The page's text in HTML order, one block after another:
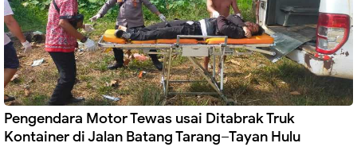
Pengendara Motor Tewas usai Ditabrak Truk
Kontainer di Jalan Batang Tarang–Tayan Hulu